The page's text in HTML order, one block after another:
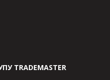
TRADEMASTER